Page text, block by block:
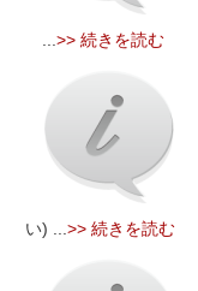
...>> 続きを読む
い) ...>> 続きを読む